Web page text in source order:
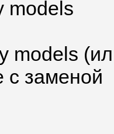
models
models
с заменой